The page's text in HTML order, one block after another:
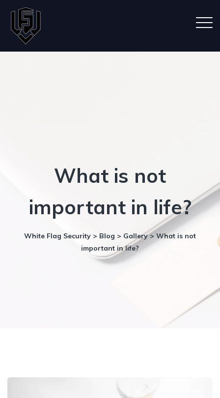
What is not
important in life?
White Flag Security > Blog > Gallery> What is not
important in life?